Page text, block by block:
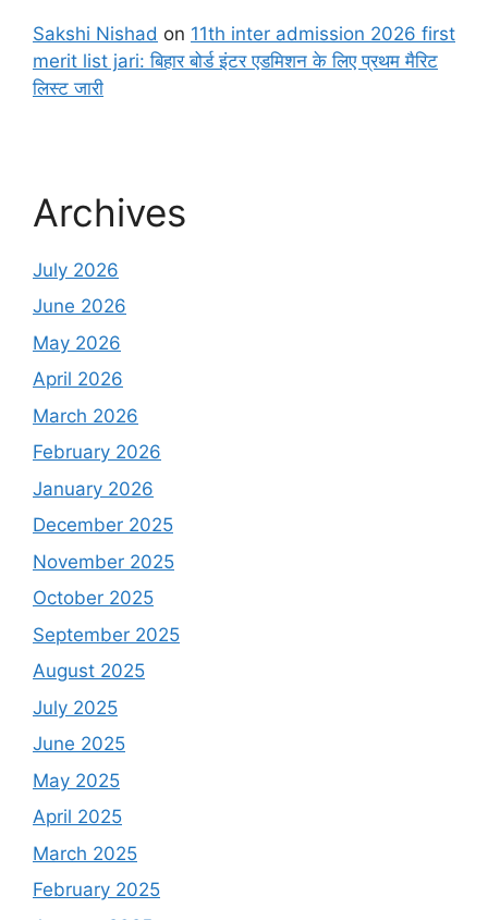
Sakshi Nishad on 11th inter admission 2026 first
merit list jari: बिहार बोर्ड इंटर एडमिशन के लिए प्रथम मैरिट
लिस्ट जारी
Archives
July 2026
June 2026
May 2026
April 2026
March 2026
February 2026
January 2026
December 2025
November 2025
October 2025
September 2025
August 2025
July 2025
June 2025
May 2025
April 2025
March 2025
February 2025